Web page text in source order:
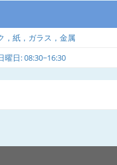
，紙，ガラス，金属
曜日: 08:30~16:30